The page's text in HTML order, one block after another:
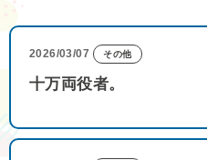
2026/03/07 その他
十万両役者。